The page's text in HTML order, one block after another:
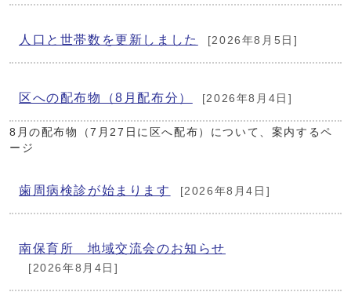
人口と世帯数を更新しました [2026年8月5日]
区への配布物（8月配布分） [2026年8月4日]
8月の配布物（7月27日に区へ配布）について、案内するペ
ージ
歯周病検診が始まります [2026年8月4日]
南保育所 地域交流会のお知らせ
[2026年8月4日]